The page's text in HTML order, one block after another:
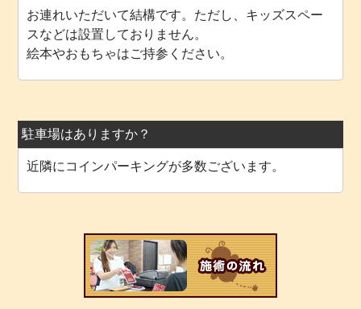
お連れいただいて結構です。ただし、キッズスペー
スなどは設置しておりません。
絵本やおもちゃはご持参ください。
駐車場はありますか？
近隣にコインパーキングが多数ございます。